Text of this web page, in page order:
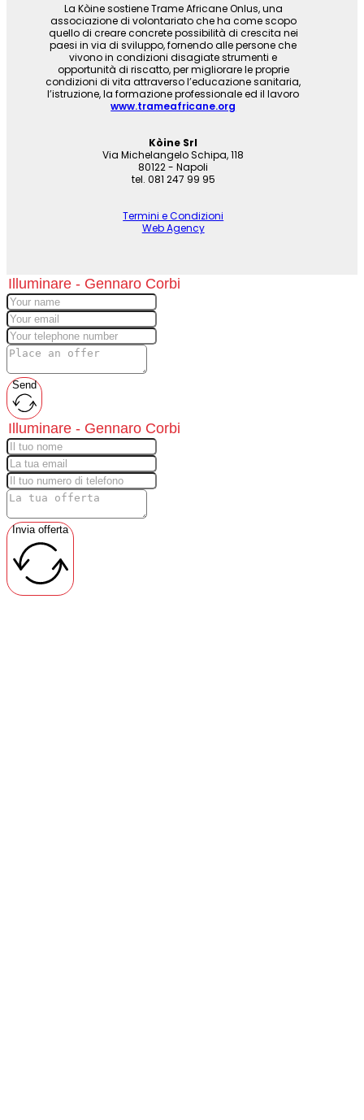
La Kòine sostiene Trame Africane Onlus, una
associazione di volontariato che ha come scopo
quello di creare concrete possibilità di crescita nei
paesi in via di sviluppo, fornendo alle persone che
vivono in condizioni disagiate strumenti e
opportunità di riscatto, per migliorare le proprie
condizioni di vita attraverso l’educazione sanitaria,
l’istruzione, la formazione professionale ed il lavoro
www.trameafricane.org
Kòine Srl
Via Michelangelo Schipa, 118
80122 - Napoli
tel. 081 247 99 95
Termini e Condizioni
Web Agency
Send
Invia offerta